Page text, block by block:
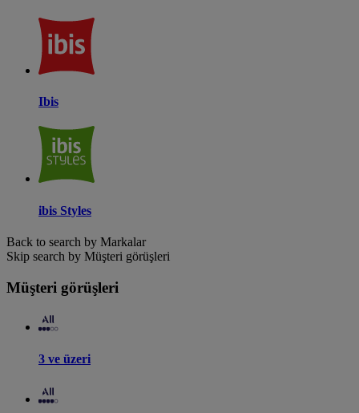
Ibis
ibis Styles
Back to search by Markalar
Skip search by Müşteri görüşleri
Müşteri görüşleri
3 ve üzeri